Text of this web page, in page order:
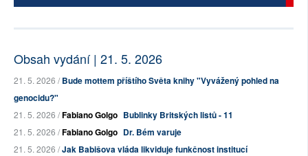
Obsah vydání | 21. 5. 2026
21. 5. 2026 /Bude mottem příštího Světa knihy "Vyvážený pohled na
genocidu?"
21. 5. 2026 /Fabiano Golgo Bublinky Britských listů - 11
21. 5. 2026 /Fabiano Golgo Dr. Bém varuje
21. 5. 2026 /Jak Babišova vláda likviduje funkčnost institucí